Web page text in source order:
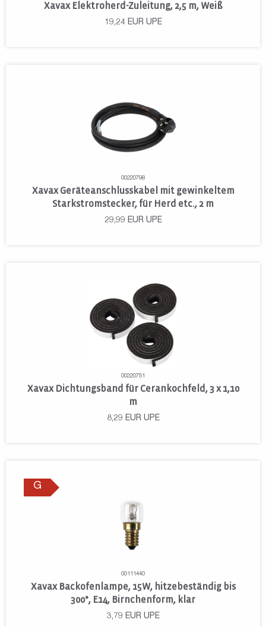
Xavax Elektroherd-Zuleitung, 2,5 m, Weiß
19,24 EUR UPE
00220798
Xavax Geräteanschlusskabel mit gewinkeltem
Starkstromstecker, für Herd etc., 2 m
29,99 EUR UPE
00220751
Xavax Dichtungsband für Cerankochfeld, 3 x 1,10
m
8,29 EUR UPE
G
00111440
Xavax Backofenlampe, 15W, hitzebeständig bis
300°, E14, Birnchenform, klar
3,79 EUR UPE